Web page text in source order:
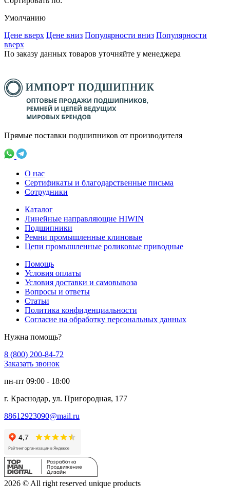
Умолчанию
Ценe вверх Ценe вниз Популярности вниз Популярности
вверх
По заказу данных товаров уточняйте у менеджера
Прямые поставки подшипников от производителя
О нас
Сертификаты и благодарственные письма
Сотрудники
Каталог
Линейные направляющие HIWIN
Подшипники
Ремни промышленные клиновые
Цепи промышленные роликовые приводные
Помощь
Условия оплаты
Условия доставки и самовывоза
Вопросы и ответы
Статьи
Политика конфиденциальности
Согласие на обработку персональных данных
Нужна помощь?
8 (800) 200-84-72
Заказать звонок
пн-пт 09:00 - 18:00
г. Краснодар, ул. Пригородная, 177
88612923090@mail.ru
2026 © All right reserved unique products